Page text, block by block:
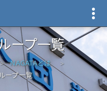
ープ一覧
NAGATAとは
ープ一覧